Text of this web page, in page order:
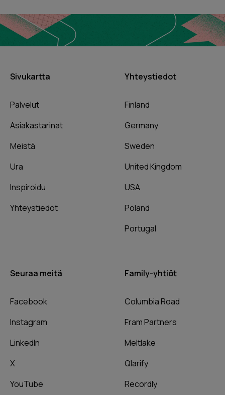
Sivukartta
Palvelut
Asiakastarinat
Meistä
Ura
Inspiroidu
Yhteystiedot
Yhteystiedot
Finland
Germany
Sweden
United Kingdom
USA
Poland
Portugal
Seuraa meitä
Facebook
Instagram
LinkedIn
X
YouTube
Family-yhtiöt
Columbia Road
Fram Partners
Meltlake
Qlarify
Recordly